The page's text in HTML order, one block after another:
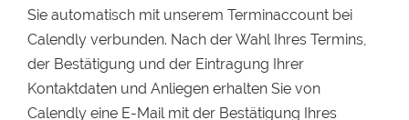
Sie automatisch mit unserem Terminaccount bei
Calendly verbunden. Nach der Wahl Ihres Termins,
der Bestätigung und der Eintragung Ihrer
Kontaktdaten und Anliegen erhalten Sie von
Calendly eine E-Mail mit der Bestätigung Ihres